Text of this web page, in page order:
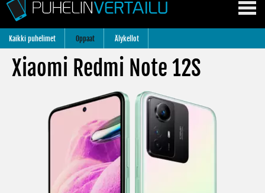
Kaikki puhelimet Oppaat Älykellot
Xiaomi Redmi Note 12S